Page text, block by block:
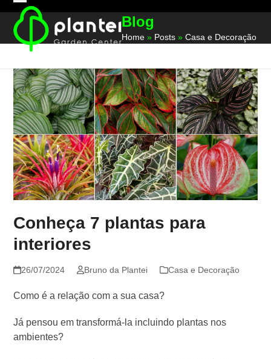
content
Open
mobile
menu
Close
mobile
menu
Blog
Home » Posts »Casa e Decoração
Conheça 7 plantas para
interiores
26/07/2024 Bruno da Plantei Casa e Decoração
Como é a relação com a sua casa?
Já pensou em transformá-la incluindo plantas nos
ambientes?